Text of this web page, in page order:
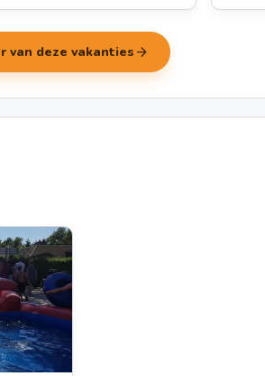
van deze vakanties arrow_forward